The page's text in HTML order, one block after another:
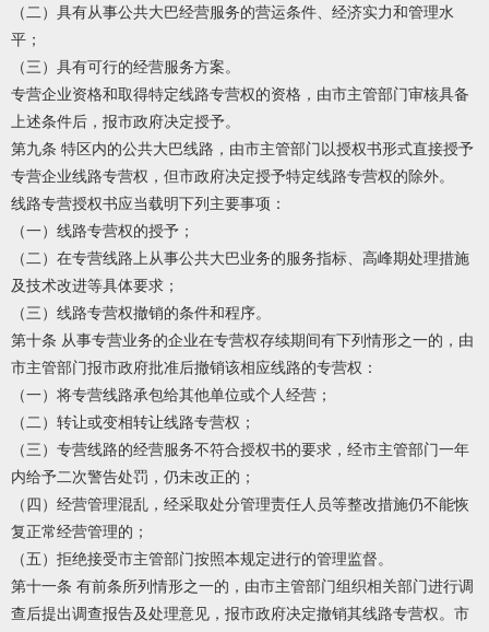
（二）具有从事公共大巴经营服务的营运条件、经济实力和管理水
平；
（三）具有可行的经营服务方案。
专营企业资格和取得特定线路专营权的资格，由市主管部门审核具备
上述条件后，报市政府决定授予。
第九条 特区内的公共大巴线路，由市主管部门以授权书形式直接授予
专营企业线路专营权，但市政府决定授予特定线路专营权的除外。
线路专营授权书应当载明下列主要事项：
（一）线路专营权的授予；
（二）在专营线路上从事公共大巴业务的服务指标、高峰期处理措施
及技术改进等具体要求；
（三）线路专营权撤销的条件和程序。
第十条 从事专营业务的企业在专营权存续期间有下列情形之一的，由
市主管部门报市政府批准后撤销该相应线路的专营权：
（一）将专营线路承包给其他单位或个人经营；
（二）转让或变相转让线路专营权；
（三）专营线路的经营服务不符合授权书的要求，经市主管部门一年
内给予二次警告处罚，仍未改正的；
（四）经营管理混乱，经采取处分管理责任人员等整改措施仍不能恢
复正常经营管理的；
（五）拒绝接受市主管部门按照本规定进行的管理监督。
第十一条 有前条所列情形之一的，由市主管部门组织相关部门进行调
查后提出调查报告及处理意见，报市政府决定撤销其线路专营权。市